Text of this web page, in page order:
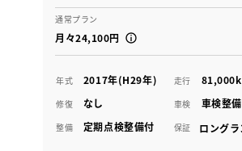
通常プラン
月々24,100円
年式 2017年(H29年) 走行
修復 なし 車検 車検整
整備 定期点検整備付 保証 ロング